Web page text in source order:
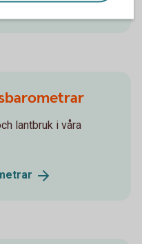
lantbruk i våra